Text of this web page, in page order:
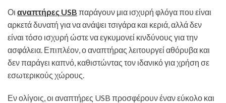
Οι αναπτήρες USB παράγουν μια ισχυρή φλόγα που είναι
αρκετά δυνατή για να ανάψει τσιγάρα και κεριά, αλλά δεν
είναι τόσο ισχυρή ώστε να εγκυμονεί κινδύνους για την
ασφάλεια. Επιπλέον, ο αναπτήρας λειτουργεί αθόρυβα και
δεν παράγει καπνό, καθιστώντας τον ιδανικό για χρήση σε
εσωτερικούς χώρους.
Εν ολίγοις, οι αναπτήρες USB προσφέρουν έναν εύκολο και